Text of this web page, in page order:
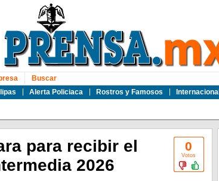
Alerta Policiaca Rostros y Famosos Internacional
Buscar
0
Votos
para recibir el
2026